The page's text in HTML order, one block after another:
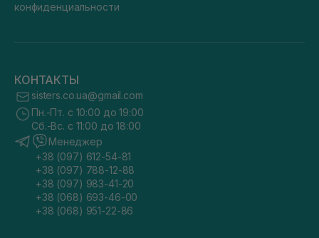
конфиденциальности
КОНТАКТЫ
sisters.co.ua@gmail.com
Пн.-Пт. с 10:00 до 19:00
Сб.-Вс. с 11:00 до 18:00
Менеджер
+38 (097) 612-54-81
+38 (097) 788-12-88
+38 (097) 983-41-20
+38 (068) 693-46-00
+38 (068) 951-22-86